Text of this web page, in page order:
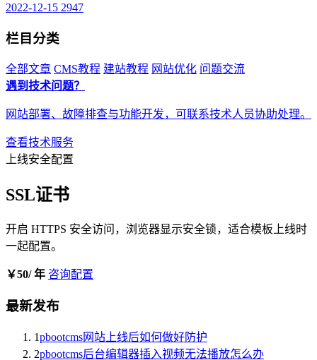
2022-12-15 2947
栏目分类
全部文章 CMS教程 建站教程 网站优化 问题交流
遇到技术问题？
网站部署、故障排查与功能开发，可联系技术人员协助处理。
查看技术服务
上线安全配置
SSL证书
开启 HTTPS 安全访问，浏览器显示安全锁，适合模板上线时
一起配置。
￥50/ 年 咨询配置
最新发布
1pbootcms网站上线后如何做好防护
2pbootcms后台编辑器插入视频无法播放怎么办